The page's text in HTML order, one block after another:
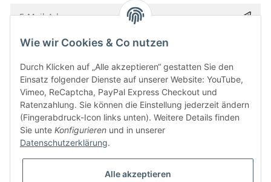
Bitte senden Sie mir entsprechend IhrerDatenschutzerklärung
* Alle Preise inkl. gesetzlicher USt., zzgl.
Wie wir Cookies & Co nutzen
Durch Klicken auf „Alle akzeptieren“ gestatten Sie den
Einsatz folgender Dienste auf unserer Website: YouTube,
Vimeo, ReCaptcha, PayPal Express Checkout und
Ratenzahlung. Sie können die Einstellung jederzeit ändern
(Fingerabdruck-Icon links unten). Weitere Details finden
Sie unte Konfigurieren und in unserer
Datenschutzerklärung.
Alle akzeptieren